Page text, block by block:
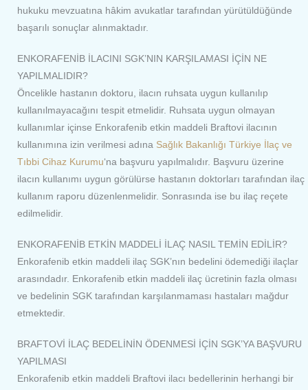
hukuku mevzuatına hâkim avukatlar tarafından yürütüldüğünde
başarılı sonuçlar alınmaktadır.
ENKORAFENİB İLACINI SGK’NIN KARŞILAMASI İÇİN NE
YAPILMALIDIR?
Öncelikle hastanın doktoru, ilacın ruhsata uygun kullanılıp
kullanılmayacağını tespit etmelidir. Ruhsata uygun olmayan
kullanımlar içinse Enkorafenib etkin maddeli Braftovi ilacının
kullanımına izin verilmesi adına Sağlık Bakanlığı Türkiye İlaç ve
Tıbbi Cihaz Kurumu‘na başvuru yapılmalıdır. Başvuru üzerine
ilacın kullanımı uygun görülürse hastanın doktorları tarafından ilaç
kullanım raporu düzenlenmelidir. Sonrasında ise bu ilaç reçete
edilmelidir.
ENKORAFENİB ETKİN MADDELİ İLAÇ NASIL TEMİN EDİLİR?
Enkorafenib etkin maddeli ilaç SGK’nın bedelini ödemediği ilaçlar
arasındadır. Enkorafenib etkin maddeli ilaç ücretinin fazla olması
ve bedelinin SGK tarafından karşılanmaması hastaları mağdur
etmektedir.
BRAFTOVİ İLAÇ BEDELİNİN ÖDENMESİ İÇİN SGK’YA BAŞVURU
YAPILMASI
Enkorafenib etkin maddeli Braftovi ilacı bedellerinin herhangi bir